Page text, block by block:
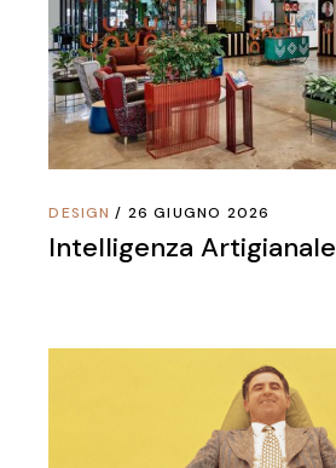
DESIGN 26 GIUGNO 2026
Intelligenza Artigianale